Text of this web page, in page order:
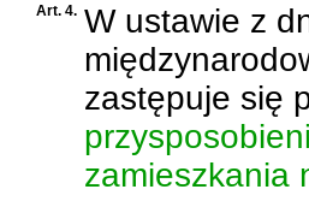
Art. 4. W ustawie z
zastępuje się
zamieszkania